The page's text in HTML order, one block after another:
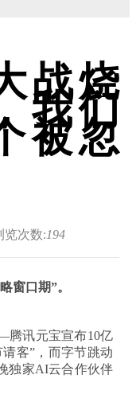
战烧
我们
被忽
览次数:194
窗口期”。
腾讯元宝宣布10亿
客”，而字节跳动
独家AI云合作伙伴